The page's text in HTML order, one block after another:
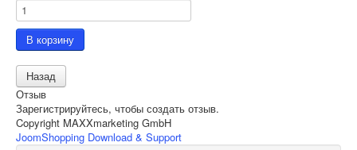
Отзыв
Зарегистрируйтесь, чтобы создать отзыв.
Copyright MAXXmarketing GmbH
JoomShopping Download & Support